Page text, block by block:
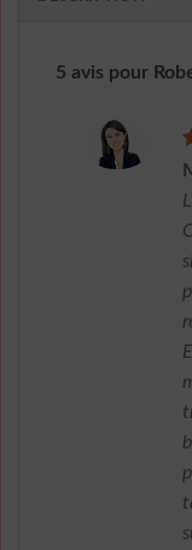
5 avis pour